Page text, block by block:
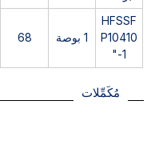
HFSSF
P10410
-1"
1 بوصة 68
مُكَمِّلات